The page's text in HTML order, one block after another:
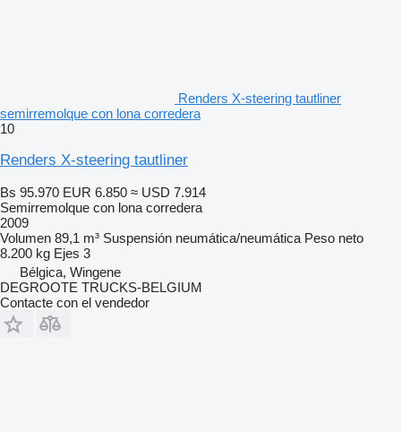
Renders X-steering tautliner
semirremolque con lona corredera
10
Renders X-steering tautliner
Bs 95.970 EUR 6.850 ≈ USD 7.914
Semirremolque con lona corredera
2009
Volumen 89,1 m³ Suspensión neumática/neumática Peso neto
8.200 kg Ejes 3
Bélgica, Wingene
DEGROOTE TRUCKS-BELGIUM
Contacte con el vendedor